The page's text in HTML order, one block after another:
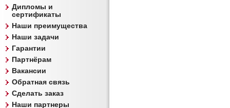
Дипломы и
сертификаты
Наши преимущества
Наши задачи
Гарантии
Партнёрам
Вакансии
Обратная связь
Сделать заказ
Наши партнеры